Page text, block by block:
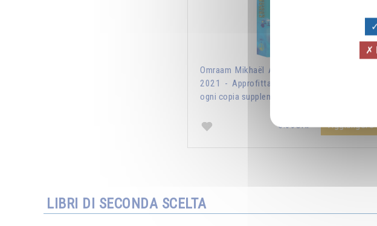
Omraam Mikhaël Aïvanhov Pensieri Quotidiani
2021 - Approfitta dello sconto di 2 CHF per
ogni copia supplementare aggiunta all'ordine !
5.00CHF Aggiungere
LIBRI DI SECONDA SCELTA